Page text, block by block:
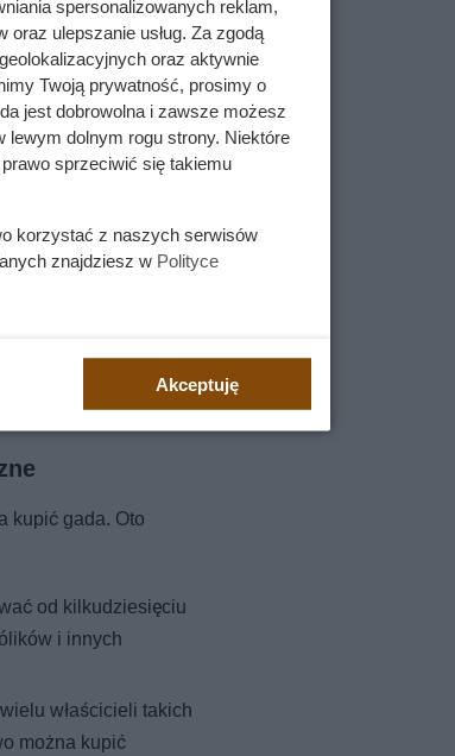
kupić gada. Oto
od kilkudziesięciu
i innych
właścicieli takich
można kupić
spersonalizowanych reklam,
ulepszanie usług. Za zgodą
oraz aktywnie
Twoją prywatność, prosimy o
jest dobrowolna i zawsze możesz
dolnym rogu strony. Niektóre
sprzeciwić się takiemu
korzystać z naszych serwisów
znajdziesz w Polityce
Akceptuję